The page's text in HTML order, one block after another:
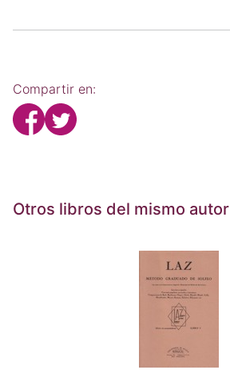
Compartir en:
Otros libros del mismo autor